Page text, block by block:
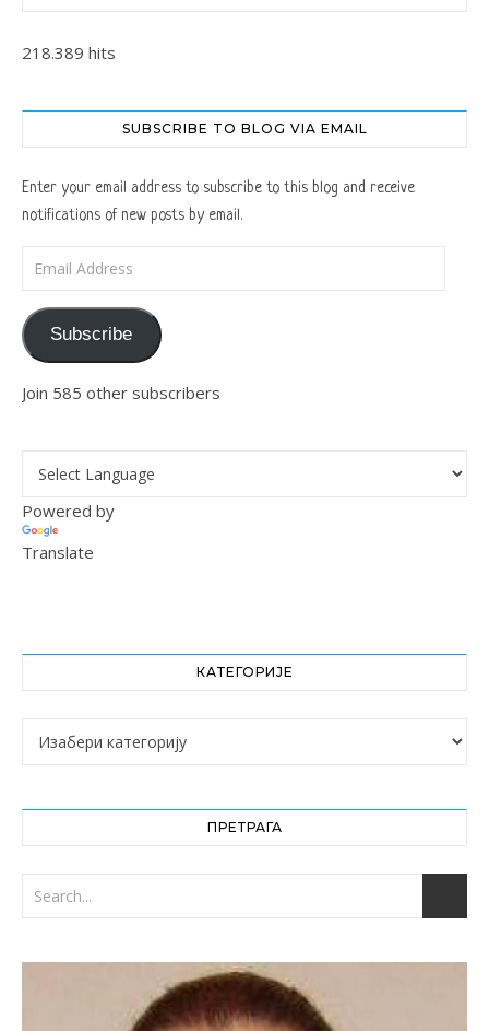
218.389 hits
SUBSCRIBE TO BLOG VIA EMAIL
Enter your email address to subscribe to this blog and receive
notifications of new posts by email.
Subscribe
Join 585 other subscribers
Powered by
Translate
КАТЕГОРИЈЕ
Категорије
ПРЕТРАГА